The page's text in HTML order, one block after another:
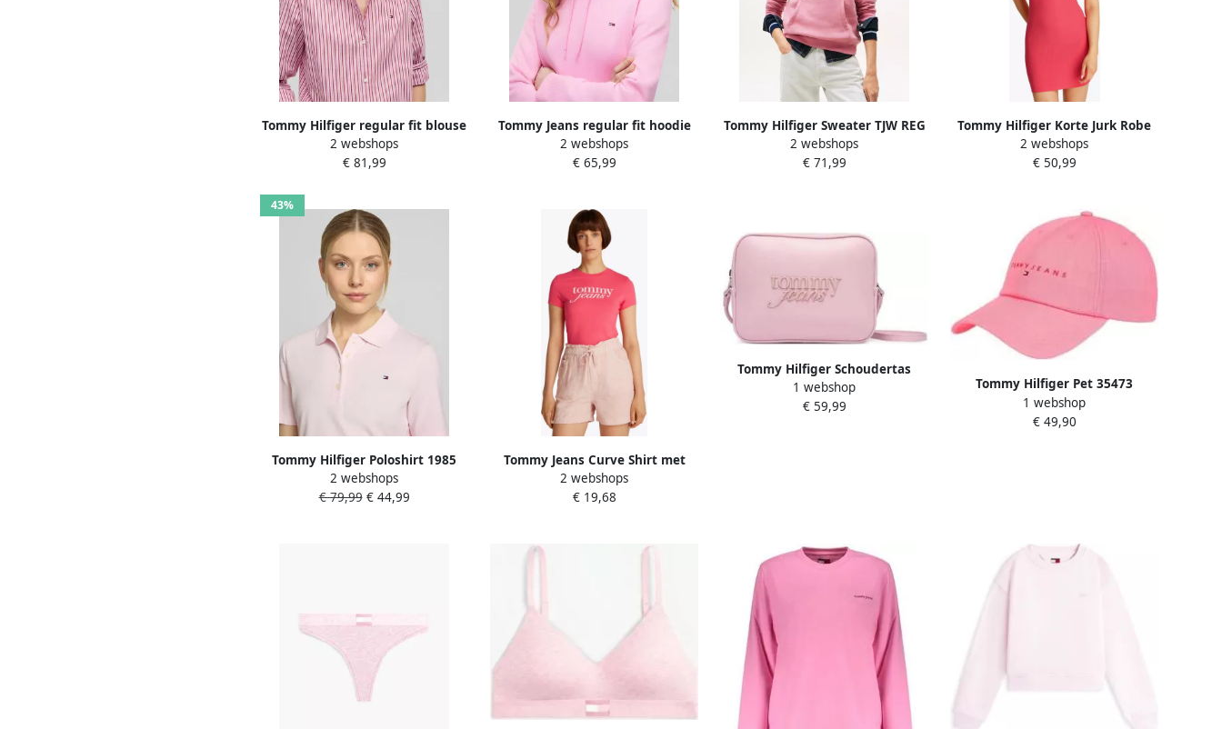
Tommy Hilfiger regular fit blouse
met lange mouwen van puur
katoen
2 webshops
€ 81,99
Tommy Jeans regular fit hoodie
van katoenmix
2 webshops
€ 65,99
Tommy Hilfiger Sweater TJW REG
LINEAR HOODI DW0DW21963
2 webshops
€ 71,99
Tommy Hilfiger Korte Jurk Robe
Slim Fit Rose Fuchsia
2 webshops
€ 50,99
43%
Tommy Hilfiger Poloshirt 1985
Regular Fit Pique Premium Polo
met logo-borduursel met
2 webshops
€ 79,99€ 44,99
Tommy Jeans Curve Shirt met
ronde hals Shirt TJW SLIM
ESSENTIAL in grote maten
2 webshops
€ 19,68
Tommy Hilfiger Schoudertas
Must Camera
1 webshop
€ 59,99
Tommy Hilfiger Pet 35473
1 webshop
€ 49,90